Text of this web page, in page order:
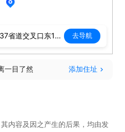
泰安市普瑞特大街与237省道交叉口东120米 去导航
一目了然 添加住址
内容及因之产生的后果，均由发